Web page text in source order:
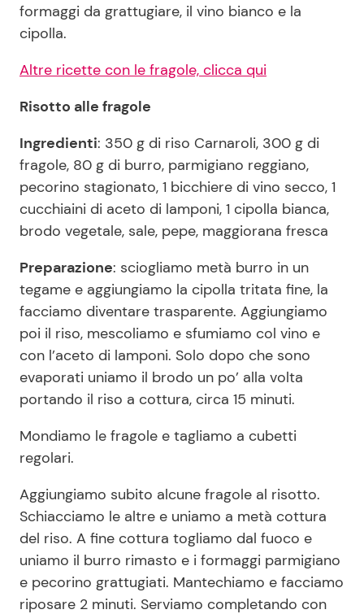
Info
Chi siamo
Disclaimer e Privacy
Contattaci
Pubblicità
Privacy Policy
formaggi da grattugiare, il vino bianco e la
cipolla.
Altre ricette con le fragole, clicca qui
Risotto alle fragole
Ingredienti: 350 g di riso Carnaroli, 300 g di
fragole, 80 g di burro, parmigiano reggiano,
pecorino stagionato, 1 bicchiere di vino secco, 1
cucchiaini di aceto di lamponi, 1 cipolla bianca,
brodo vegetale, sale, pepe, maggiorana fresca
Preparazione: sciogliamo metà burro in un
tegame e aggiungiamo la cipolla tritata fine, la
facciamo diventare trasparente. Aggiungiamo
poi il riso, mescoliamo e sfumiamo col vino e
con l’aceto di lamponi. Solo dopo che sono
evaporati uniamo il brodo un po’ alla volta
portando il riso a cottura, circa 15 minuti.
Mondiamo le fragole e tagliamo a cubetti
regolari.
Aggiungiamo subito alcune fragole al risotto.
Schiacciamo le altre e uniamo a metà cottura
del riso. A fine cottura togliamo dal fuoco e
uniamo il burro rimasto e i formaggi parmigiano
e pecorino grattugiati. Mantechiamo e facciamo
riposare 2 minuti. Serviamo completando con